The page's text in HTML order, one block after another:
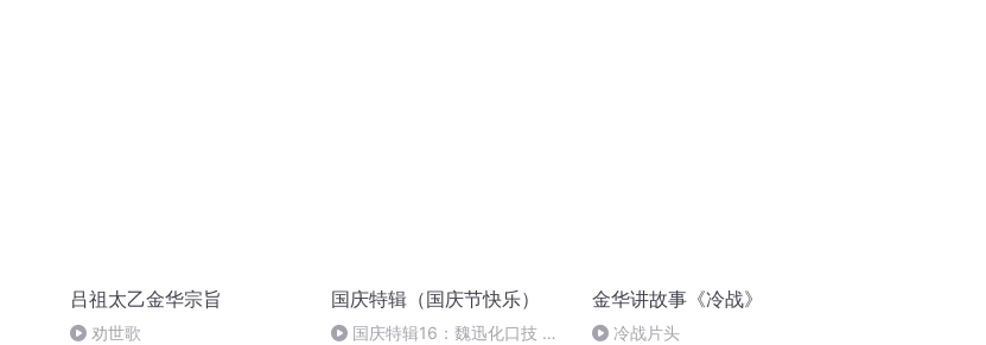
吕祖太乙金华宗旨
劝世歌
国庆特辑（国庆节快乐）
国庆特辑16：魏迅化口技 二
金华讲故事《冷战》
冷战片头